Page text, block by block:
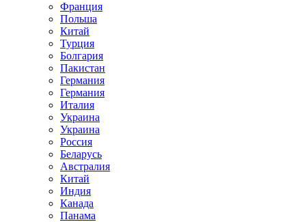
Франция
Польша
Китай
Турция
Болгария
Пакистан
Германия
Германия
Италия
Украина
Украина
Россия
Беларусь
Австралия
Китай
Индия
Канада
Панама